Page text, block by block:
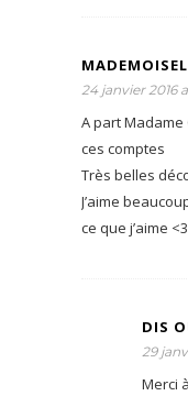
24 janvier 2016
A part
ces comptes
Très belles
J’aime
ce que j’aime <3
DIS
29
Merci